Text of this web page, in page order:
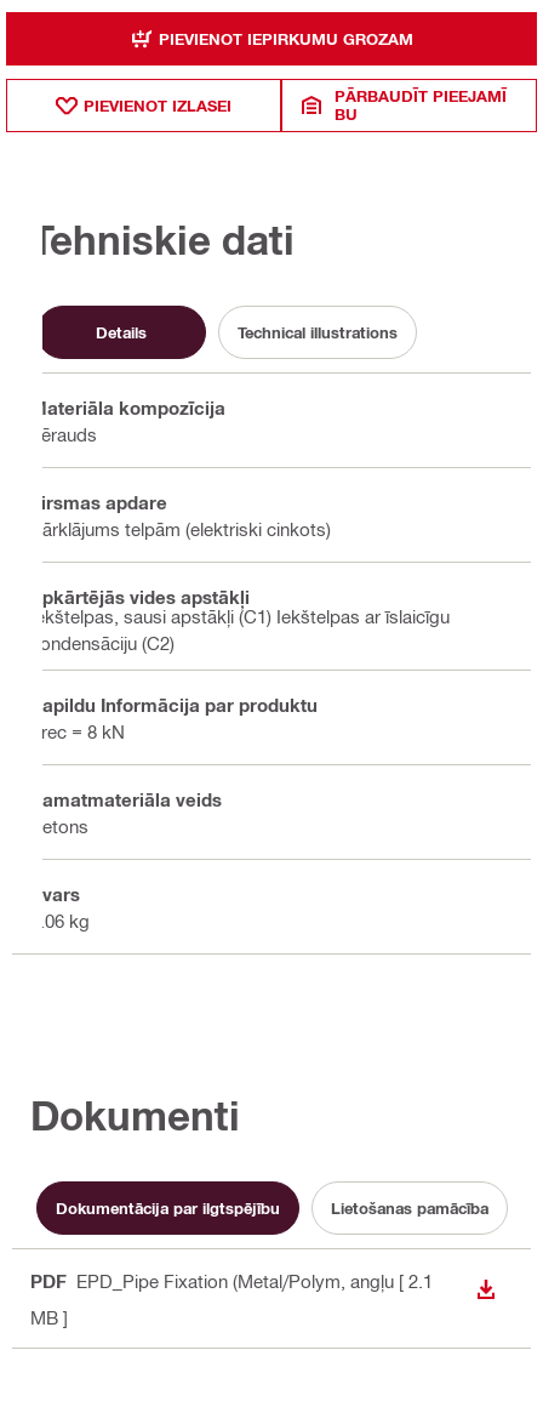
PIEVIENOT IEPIRKUMU GROZAM
PIEVIENOT IZLASEI
PĀRBAUDĪT PIEEJAMĪ
BU
Tehniskie dati
Details Technical illustrations
Materiāla kompozīcija
Tērauds
Virsmas apdare
Pārklājums telpām (elektriski cinkots)
Apkārtējās vides apstākļi
Iekštelpas, sausi apstākļi (C1) Iekštelpas ar īslaicīgu
kondensāciju (C2)
Papildu Informācija par produktu
Frec = 8 kN
Pamatmateriāla veids
Betons
Svars
5.06 kg
Dokumenti
Dokumentācija par ilgtspējību Lietošanas pamācība
PDF EPD_Pipe Fixation (Metal/Polym , angļu [ 2.1
MB ]